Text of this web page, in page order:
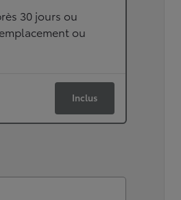
30 jours ou
ou
Inclus